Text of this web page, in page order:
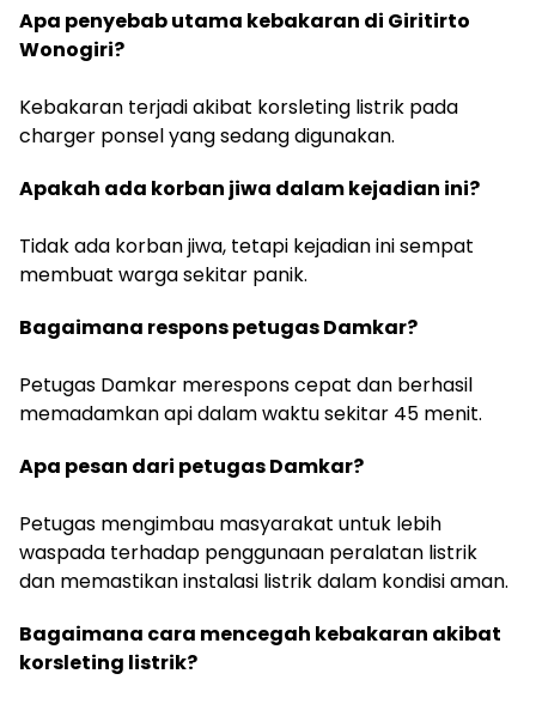
Apa penyebab utama kebakaran di Giritirto
Wonogiri?
Kebakaran terjadi akibat korsleting listrik pada
charger ponsel yang sedang digunakan.
Apakah ada korban jiwa dalam kejadian ini?
Tidak ada korban jiwa, tetapi kejadian ini sempat
membuat warga sekitar panik.
Bagaimana respons petugas Damkar?
Petugas Damkar merespons cepat dan berhasil
memadamkan api dalam waktu sekitar 45 menit.
Apa pesan dari petugas Damkar?
Petugas mengimbau masyarakat untuk lebih
waspada terhadap penggunaan peralatan listrik
dan memastikan instalasi listrik dalam kondisi aman.
Bagaimana cara mencegah kebakaran akibat
korsleting listrik?